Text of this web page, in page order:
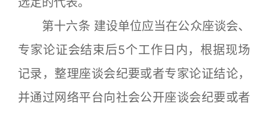
第十六条 建设单位应当在公众座谈会、
专家论证会结束后5个工作日内，根据现场
记录，整理座谈会纪要或者专家论证结论，
并通过网络平台向社会公开座谈会纪要或者